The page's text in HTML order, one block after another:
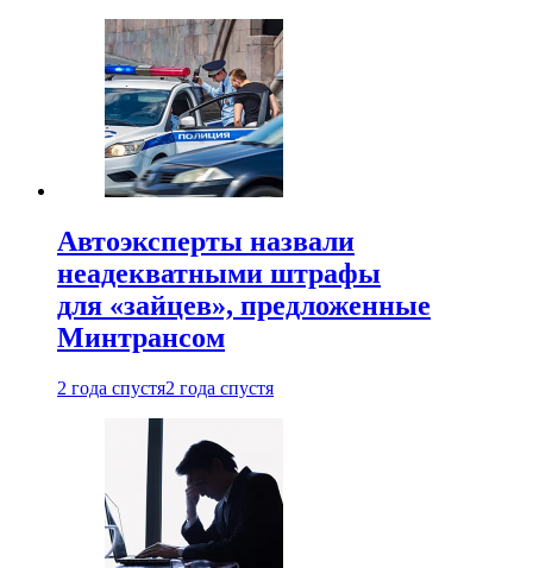
Автоэксперты назвали
неадекватными штрафы
для «зайцев», предложенные
Минтрансом
2 года спустя2 года спустя